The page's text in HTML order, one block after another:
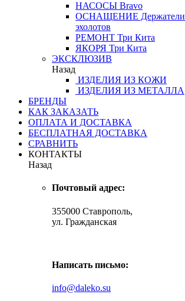
НАСОСЫ Bravo
ОСНАЩЕНИЕ Держатели
эхолотов
РЕМОНТ Три Кита
ЯКОРЯ Три Кита
ЭКСКЛЮЗИВ
Назад
ИЗДЕЛИЯ ИЗ КОЖИ
ИЗДЕЛИЯ ИЗ МЕТАЛЛА
БРЕНДЫ
КАК ЗАКАЗАТЬ
ОПЛАТА И ДОСТАВКА
БЕСПЛАТНАЯ ДОСТАВКА
СРАВНИТЬ
КОНТАКТЫ
Назад
Почтовый адрес:
355000 Ставрополь,
ул. Гражданская
Написать письмо:
info@daleko.su